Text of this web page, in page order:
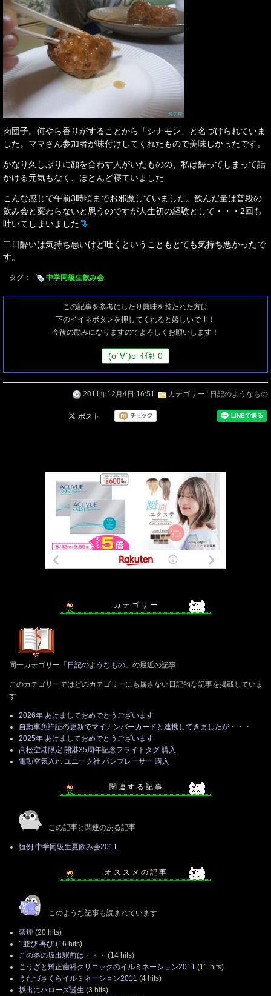
肉団子。何やら香りがすることから「シナモン」と名づけられていま
した。ママさん参加者が味付けしてくれたもので美味しかったです。
かなり久しぶりに顔を合わす人がいたものの、私は酔ってしまって話
かける元気もなく、ほとんど寝ていました
こんな感じで午前3時頃までお邪魔していました。飲んだ量は普段の
飲み会と変わらないと思うのですが人生初の経験として・・・2回も
吐いてしまいました
二日酔いは気持ち悪いけど吐くということもとても気持ち悪かったで
す。
タグ： 中学同級生飲み会
この記事を参考にしたり興味を持たれた方は
下のイイネボタンを押してくれると嬉しいです！
今後の励みになりますのでよろしくお願いします！
(σ´∀`)σ ｲｲﾈ! 0
2011年12月4日 16:51 カテゴリー : 日記のようなもの
カ テ ゴ リ ー
同一カテゴリー「 日記のようなもの 」の最近の記事
このカテゴリーではどのカテゴリーにも属さない日記的な記事を掲載していま
す
2026年 あけましておめでとうございます
自動車免許証の更新でマイナンバーカードと連携してきましたが・・・
2025年 あけましておめでとうございます
高松空港限定 開港35周年記念フライトタグ 購入
電動空気入れ ユニーク社 パンプレーサー 購入
関 連 す る 記 事
この記事と関連のある記事
恒例 中学同級生夏飲み会2011
オ ス ス メ の 記 事
このような記事も読まれています
禁煙 (20 hits)
1並び 再び (16 hits)
この冬の坂出駅前は・・・ (14 hits)
こうざと矯正歯科クリニックのイルミネーション2011 (11 hits)
うたづさくらイルミネーション2011 (4 hits)
坂出にハローズ誕生 (3 hits)